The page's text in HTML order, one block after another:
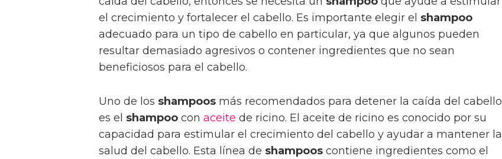
el crecimiento y fortalecer el cabello. Es importante elegir el shampoo
adecuado para un tipo de cabello en particular, ya que algunos pueden
resultar demasiado agresivos o contener ingredientes que no sean
beneficiosos para el cabello.
Uno de los shampoos más recomendados para detener la caída del cabello
es el shampoo con aceite de ricino. El aceite de ricino es conocido por su
capacidad para estimular el crecimiento del cabello y ayudar a mantener la
salud del cabello. Esta línea de shampoos contiene ingredientes como el